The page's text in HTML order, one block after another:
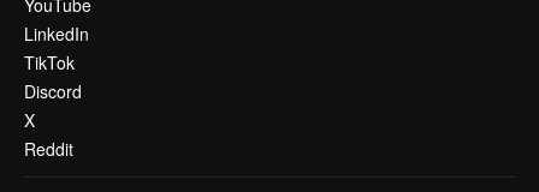
LinkedIn
TikTok
Discord
X
Reddit